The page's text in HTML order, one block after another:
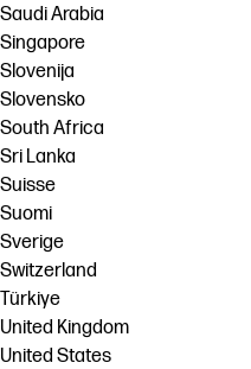
Saudi Arabia
Singapore
Slovenija
Slovensko
South Africa
Sri Lanka
Suisse
Suomi
Sverige
Switzerland
Türkiye
United Kingdom
United States